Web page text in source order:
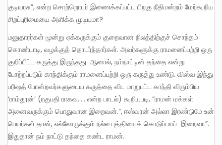
குடியரசு”, என்ற சொற்றொடர் இணைக்கப்பட்ட பிறகு நீதிமன்றம் மேற்கூறிய
சிறப்புரிமையை அளிக்க முடியுமா?
மனுதாரர்கள் மூன்று ஏக்கருக்கும் குறைவான நிலத்திற்குச் சொந்தம்
கொண்டாடி, வழக்குத் தொடர்ந்தார்கள். அவர்களுக்கு ராமனைப்பற்றி ஒரு
குறிப்பிட்ட கருத்து இருந்தது. ஆனால், நம்நாட்டின் தந்தை என்று
போற்றப்படும் காந்திக்கும் ராமனைப்பற்றி ஒரு கருத்து உண்டு. விஸ்வ இந்து
பரிஷத் போன்றவர்களுடைய கருத்தை விட மாறுபட்ட காந்தி விரும்பிய
‘ராம்தூன்’ (ரகுபதி ராகவ….. என்ற பாடல்) கூறியபடி, “ராமன் மக்கள்
அனைவருக்கும் பொதுவான இறைவன்.”, ஈஸ்வரன் அல்லா இரண்டுமே உன்
பெயர்கள் தான், எல்லோருக்கும் நல்ல புத்தியைக் கொடுப்பாய் இறைவா”.
இதுதான் நம் நாட்டு தந்தை கண்ட ராமன்.